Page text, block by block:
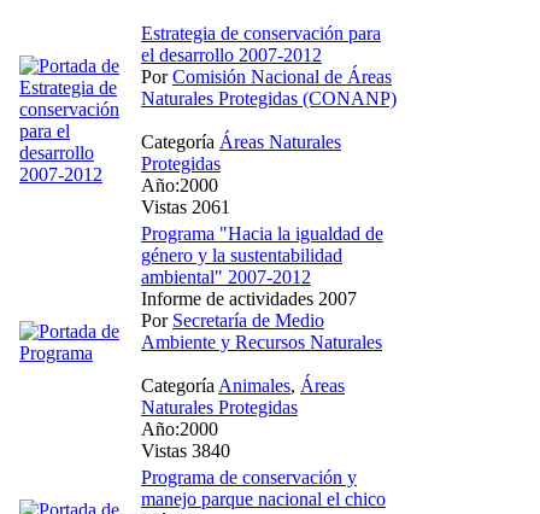
Estrategia de conservación para
el desarrollo 2007-2012
PorComisión Nacional de Áreas
Naturales Protegidas (CONANP)
Categoría Áreas Naturales
Protegidas
Año:2000
Vistas 2061
Programa "Hacia la igualdad de
género y la sustentabilidad
ambiental" 2007-2012
Informe de actividades 2007
Por Secretaría de Medio
Ambiente y Recursos Naturales
Categoría Animales, Áreas
Naturales Protegidas
Año:2000
Vistas 3840
Programa de conservación y
manejo parque nacional el chico